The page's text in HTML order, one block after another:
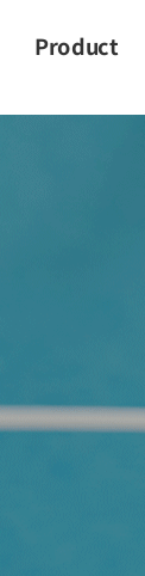
Product